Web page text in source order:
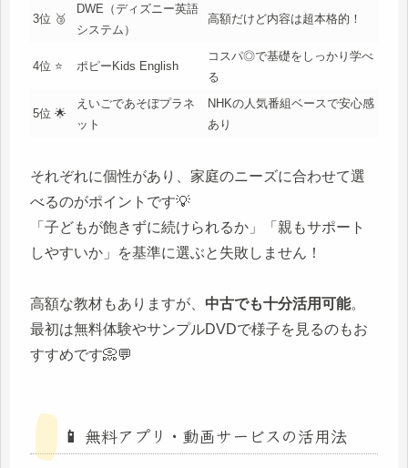
3位 🥉
DWE（ディズニー英語
システム）
高額だけど内容は超本格的！
4位 ⭐ ポピーKids English
コスパ◎で基礎をしっかり学べ
る
5位 🌟
えいごであそぼプラネ
ット
NHKの人気番組ベースで安心感
あり
それぞれに個性があり、家庭のニーズに合わせて選
べるのがポイントです💡
「子どもが飽きずに続けられるか」「親もサポート
しやすいか」を基準に選ぶと失敗しません！
高額な教材もありますが、 中古でも十分活用可能。
最初は無料体験やサンプルDVDで様子を見るのもお
すすめです📀💬
📱 無料アプリ・動画サービスの活用法